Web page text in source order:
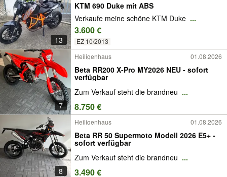
13
KTM 690 Duke mit ABS
Verkaufe meine schöne KTM Duke ...
3.600 €
EZ 10/2013
7
Heiligenhaus 01.08.2026
Beta RR200 X-Pro MY2026 NEU - sofort
verfügbar
Zum Verkauf steht die brandneu ...
8.750 €
8
Heiligenhaus 01.08.2026
Beta RR 50 Supermoto Modell 2026 E5+ -
sofort verfügbar
Zum Verkauf steht die brandneu ...
3.490 €